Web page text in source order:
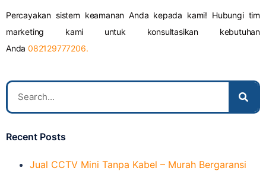
Percayakan sistem keamanan Anda kepada kami! Hubungi tim
marketing kami untuk konsultasikan kebutuhan
Anda 082129777206.
Recent Posts
Jual CCTV Mini Tanpa Kabel – Murah Bergaransi